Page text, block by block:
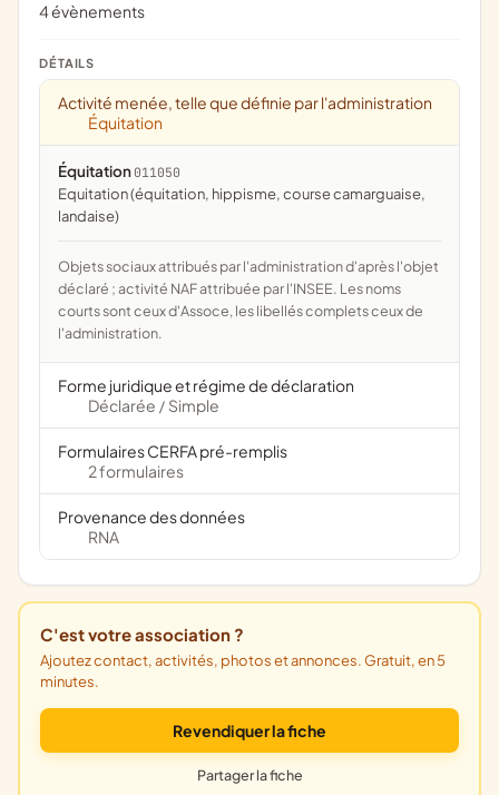
4 évènements
DÉTAILS
Activité menée, telle que définie par l'administration
Équitation
Équitation 011050
Equitation (équitation, hippisme, course camarguaise,
landaise)
Objets sociaux attribués par l'administration d'après l'objet
déclaré ; activité NAF attribuée par l'INSEE. Les noms
courts sont ceux d'Assoce, les libellés complets ceux de
l'administration.
Forme juridique et régime de déclaration
Déclarée / Simple
Formulaires CERFA pré-remplis
2 formulaires
Provenance des données
RNA
C'est votre association ?
Ajoutez contact, activités, photos et annonces. Gratuit, en 5
minutes.
Revendiquer la fiche
Partager la fiche